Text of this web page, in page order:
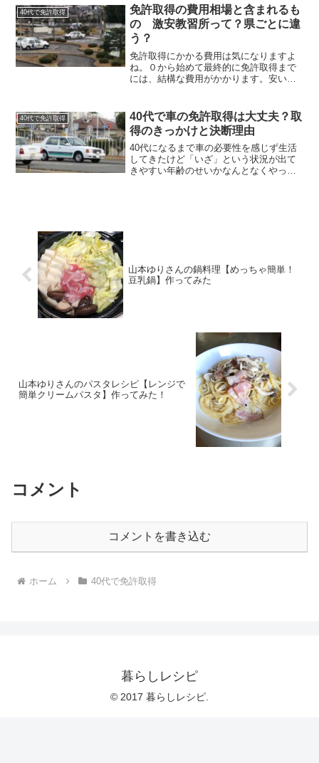
との両立をしなきゃだし教習所での1日の
流れも気になる所。今回はその辺をまと
めてみました！
40代で免許取得
免許取得の費用相場と含まれるも
の 激安教習所って？県ごとに違
う？
免許取得にかかる費用は気になりますよ
ね。０から始めて最終的に免許取得まで
には、結構な費用がかかります。安いお
の心理ですよね。そこで今回は免許取得
にかかる費用相場についてまとめてみま
した！
40代で免許取得
40代で車の免許取得は大丈夫？取
得のきっかけと決断理由
40代になるまで車の必要性を感じず生活
してきたけど「いざ」という状況が出て
きやすい年齢のせいかなんとなくやっぱ
と迷いながらも決めた理由などをまとめ
てみました！
山本ゆりさんの鍋料理【めっちゃ簡単！
豆乳鍋】作ってみた
山本ゆりさんのパスタレシピ【レンジで
簡単クリームパスタ】作ってみた！
コメント
コメントを書き込む
ホーム 40代で免許取得
暮らしレシピ
© 2017 暮らしレシピ.